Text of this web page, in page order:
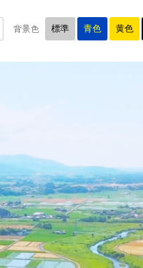
背景色 標準 青色 黄色